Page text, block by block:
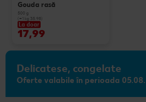
Gouda rasă
500 g
(=1 kg 35.98)
La doar
17,99
Delicatese, congelate
Oferte valabile în perioada 05.08.